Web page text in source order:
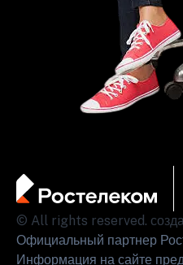
© All rights reserved.
Официальный партнер
Информация на сайте